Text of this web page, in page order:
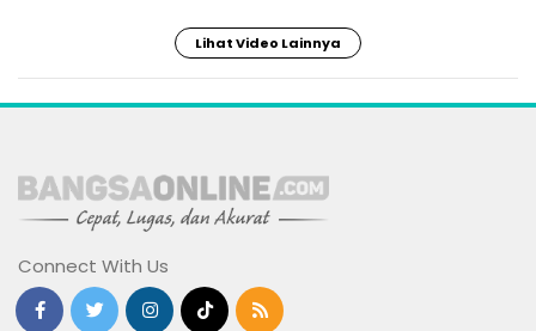
Lihat Video Lainnya
Connect With Us